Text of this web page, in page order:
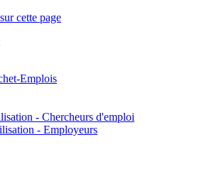
cette page
Emplois
- Chercheurs d'emploi
- Employeurs